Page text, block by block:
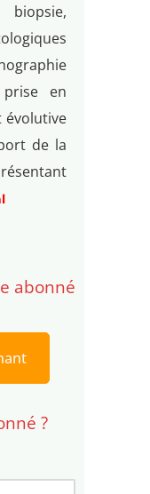
en
évolutive
de la
abonné
?